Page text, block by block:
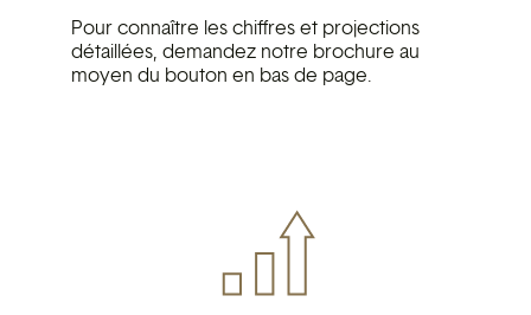
Pour connaître les chiffres et projections
détaillées, demandez notre brochure au
moyen du bouton en bas de page.